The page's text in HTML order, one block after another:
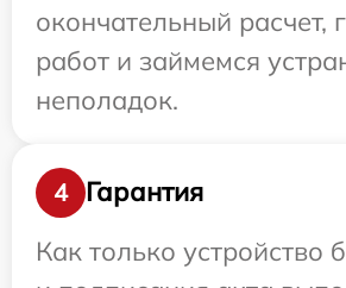
окончательный расчет,
работ и займемся
неполадок.
4
Гарантия
Как только устройство